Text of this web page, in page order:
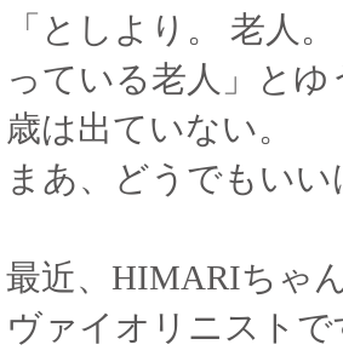
「としより。 老人
っている老人」とゆ
歳は出ていない。
まあ、どうでもいい
最近、HIMARIちゃ
ヴァイオリニスト